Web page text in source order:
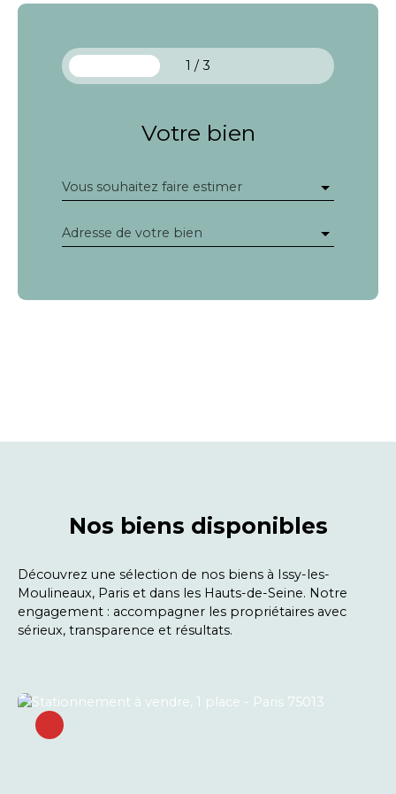
1 / 3
Votre bien
Vous souhaitez faire estimer
Adresse de votre bien
Nos biens disponibles
Découvrez une sélection de nos biens à Issy-les-
Moulineaux, Paris et dans les Hauts-de-Seine. Notre
engagement : accompagner les propriétaires avec
sérieux, transparence et résultats.